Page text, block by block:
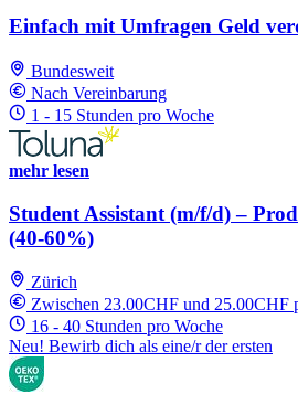
Einfach mit Umfragen Geld
Bundesweit
Nach Vereinbarung
1 - 15 Stunden pro Woche
mehr lesen
Student Assistant (m/f/d) –
(40-60%)
Zürich
Zwischen 23.00CHF und 25.00CHF
16 - 40 Stunden pro Woche
Neu! Bewirb dich als eine/r der ersten